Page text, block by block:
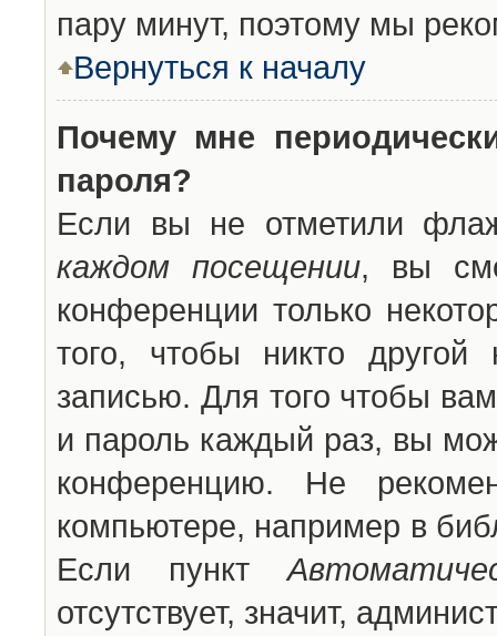
пару минут, поэтому мы
Вернуться к началу
Почему мне
пароля?
Если вы не отметили
каждом посещении, вы
конференции только
того, чтобы никто другой
записью. Для того чтобы
и пароль каждый раз, вы
конференцию. Не
компьютере, например в
Если пункт
отсутствует, значит,